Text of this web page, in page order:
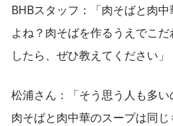
BHBスタッフ：「肉そばと肉
よね？肉そばを作るうえでこ
したら、ぜひ教えてください」
松浦さん：「そう思う人も多
肉そばと肉中華のスープは同